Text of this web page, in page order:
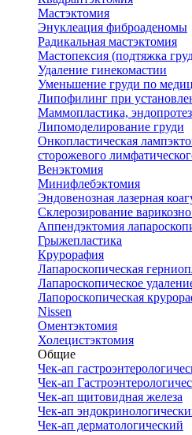
Мастэктомия
Энуклеация фиброаденомы
Радикальная мастэктомия
Мастопексия (подтяжка
Удаление гинекомастии
Уменьшение груди по
Липофилинг при
Маммопластика,
Липомоделирование груди
Онкопластическая
сторожевого
Венэктомия
Минифлебэктомия
Эндовенозная лазерная
Склерозирование
Аппендэктомия
Грыжепластика
Крурорафия
Лапароскопическая
Лапароскопическое
Лапороскопическая
Nissen
Оментэктомия
Холецистэктомия
Общие
Чек-ап
Чек-ап
Чек-ап щитовидная железа
Чек-ап
Чек-ап дерматологический